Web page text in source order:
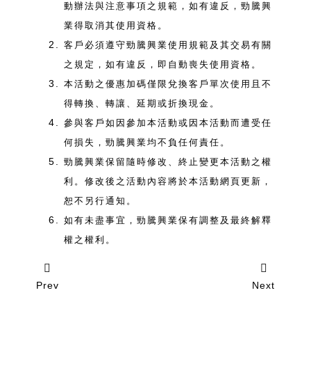
動辦法與注意事項之規範，如有違反，勁騰興
業得取消其使用資格。
客戶必須遵守勁騰興業使用規範及其交易有關
之規定，如有違反，即自動喪失使用資格。
本活動之優惠加碼僅限兌換客戶單次使用且不
得轉換、轉讓、延期或折換現金。
參與客戶如因參加本活動或因本活動而遭受任
何損失，勁騰興業均不負任何責任。
勁騰興業保留隨時修改、終止變更本活動之權
利。修改後之活動內容將於本活動網頁更新，
恕不另行通知。
如有未盡事宜，勁騰興業保有調整及最終解釋
權之權利。
Prev Next